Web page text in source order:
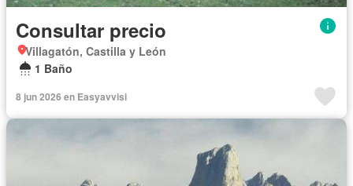
Consultar precio
Villagatón, Castilla y León
1 Baño
8 jun 2026 en Easyavvisi